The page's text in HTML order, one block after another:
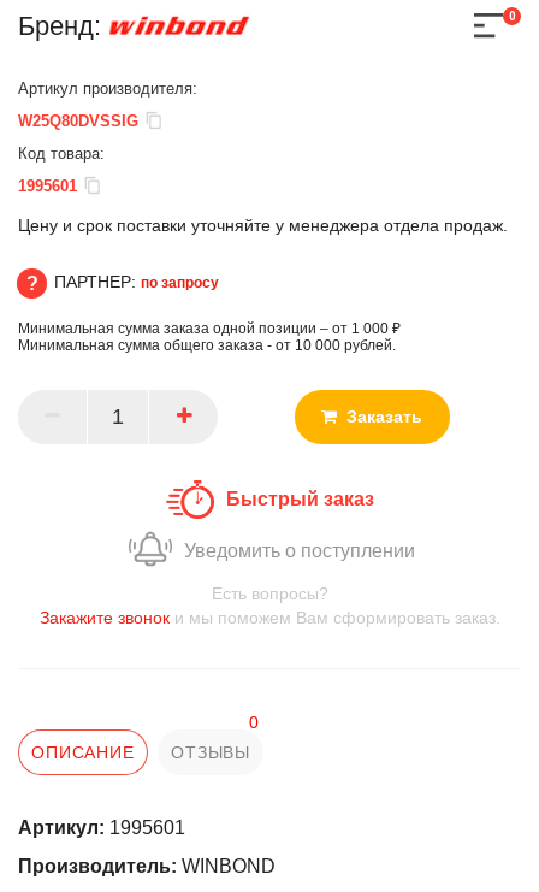
Бренд: 0
Артикул производителя:
W25Q80DVSSIG
Код товара:
1995601
Цену и срок поставки уточняйте у менеджера отдела продаж.
ПАРТНЕР
ПАРТНЕР: по запросу
Минимальная сумма заказа одной позиции – от 1 000 ₽
Минимальная сумма общего заказа - от 10 000 рублей.
Заказать
Быстрый заказ
Уведомить о поступлении
Есть вопросы?
Закажите звоноки мы поможем Вам сформировать заказ.
ОПИСАНИЕ ОТЗЫВЫ
0
Артикул: 1995601
Производитель: WINBOND